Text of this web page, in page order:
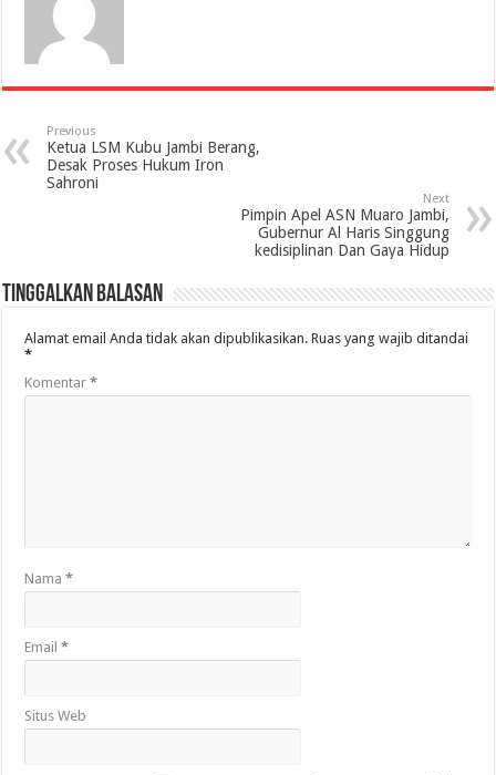
Previous
Ketua LSM Kubu Jambi Berang,
Desak Proses Hukum Iron
Sahroni
Next
Pimpin Apel ASN Muaro Jambi,
Gubernur Al Haris Singgung
kedisiplinan Dan Gaya Hidup
Tinggalkan Balasan
Alamat email Anda tidak akan dipublikasikan. Ruas yang wajib ditandai
*
Komentar*
Nama*
Email*
Situs Web